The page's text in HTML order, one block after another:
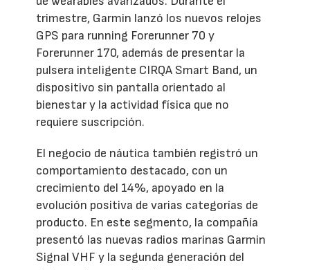
trimestre, Garmin lanzó los nuevos relojes
GPS para running Forerunner 70 y
Forerunner 170, además de presentar la
pulsera inteligente CIRQA Smart Band, un
dispositivo sin pantalla orientado al
bienestar y la actividad física que no
requiere suscripción.
El negocio de náutica también registró un
comportamiento destacado, con un
crecimiento del 14%, apoyado en la
evolución positiva de varias categorías de
producto. En este segmento, la compañía
presentó las nuevas radios marinas Garmin
Signal VHF y la segunda generación del